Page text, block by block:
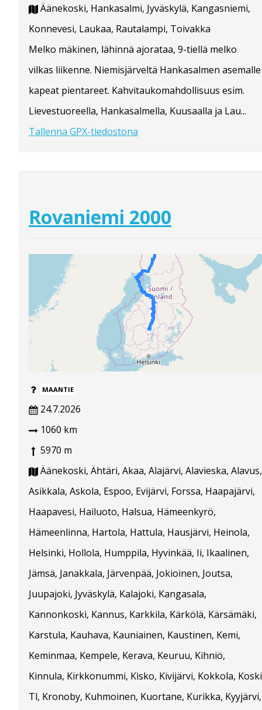
Äänekoski, Hankasalmi, Jyväskylä, Kangasniemi,
Konnevesi, Laukaa, Rautalampi, Toivakka
Melko mäkinen, lähinnä ajorataa, 9-tiellä melko
vilkas liikenne. Niemisjärveltä Hankasalmen asemalle
kapeat pientareet. Kahvitaukomahdollisuus esim.
Lievestuoreella, Hankasalmella, Kuusaalla ja Lau...
Tallenna GPX-tiedostona
Rovaniemi 2000
MAANTIE
24.7.2026
1060 km
5970 m
Äänekoski, Ähtäri, Akaa, Alajärvi, Alavieska, Alavus,
Asikkala, Askola, Espoo, Evijärvi, Forssa, Haapajärvi,
Haapavesi, Hailuoto, Halsua, Hämeenkyrö,
Hämeenlinna, Hartola, Hattula, Hausjärvi, Heinola,
Helsinki, Hollola, Humppila, Hyvinkää, Ii, Ikaalinen,
Jämsä, Janakkala, Järvenpää, Jokioinen, Joutsa,
Juupajoki, Jyväskylä, Kalajoki, Kangasala,
Kannonkoski, Kannus, Karkkila, Kärkölä, Kärsämäki,
Karstula, Kauhava, Kauniainen, Kaustinen, Kemi,
Keminmaa, Kempele, Kerava, Keuruu, Kihniö,
Kinnula, Kirkkonummi, Kisko, Kivijärvi, Kokkola, Koski
Tl, Kronoby, Kuhmoinen, Kuortane, Kurikka, Kyyjärvi,